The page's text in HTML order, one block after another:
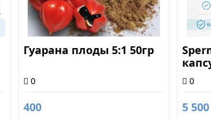
Гуарана плоды 5:1 50гр
0
400
0
5 500